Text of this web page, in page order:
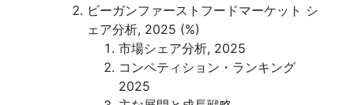
ビーガンファーストフードマーケット シ
ェア分析, 2025 (%)
市場シェア分析, 2025
コンペティション・ランキング
2025